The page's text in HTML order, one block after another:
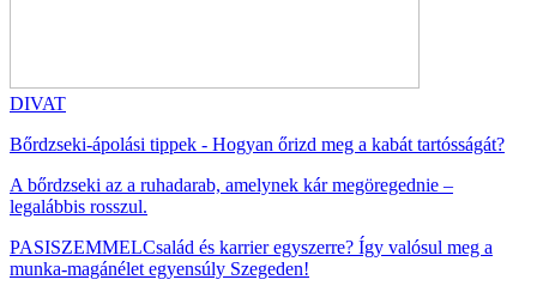
DIVAT
Bőrdzseki-ápolási tippek - Hogyan őrizd meg a kabát tartósságát?
A bőrdzseki az a ruhadarab, amelynek kár megöregednie –
legalábbis rosszul.
PASISZEMMELCsalád és karrier egyszerre? Így valósul meg a
munka-magánélet egyensúly Szegeden!